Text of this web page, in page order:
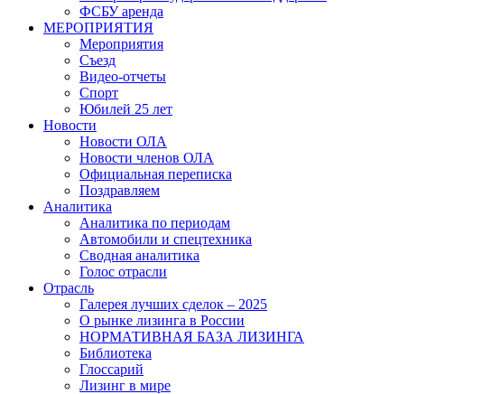
ФСБУ аренда
МЕРОПРИЯТИЯ
Мероприятия
Съезд
Видео-отчеты
Спорт
Юбилей 25 лет
Новости
Новости ОЛА
Новости членов ОЛА
Официальная переписка
Поздравляем
Аналитика
Аналитика по периодам
Автомобили и спецтехника
Сводная аналитика
Голос отрасли
Отрасль
Галерея лучших сделок – 2025
О рынке лизинга в России
НОРМАТИВНАЯ БАЗА ЛИЗИНГА
Библиотека
Глоссарий
Лизинг в мире